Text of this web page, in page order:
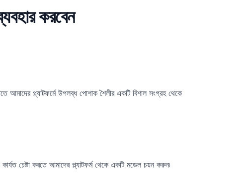
করবেন
প্ল্যাটফর্মে উপলব্ধ পোশাক শৈলীর একটি বিশাল সংগ্রহ থেকে
চেষ্টা করতে আমাদের প্ল্যাটফর্ম থেকে একটি মডেল চয়ন করুন৷